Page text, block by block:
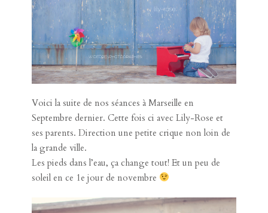
Voici la suite de nos séances à Marseille en
Septembre dernier. Cette fois ci avec Lily-Rose et
ses parents. Direction une petite crique non loin de
la grande ville.
Les pieds dans l’eau, ça change tout! Et un peu de
soleil en ce 1e jour de novembre